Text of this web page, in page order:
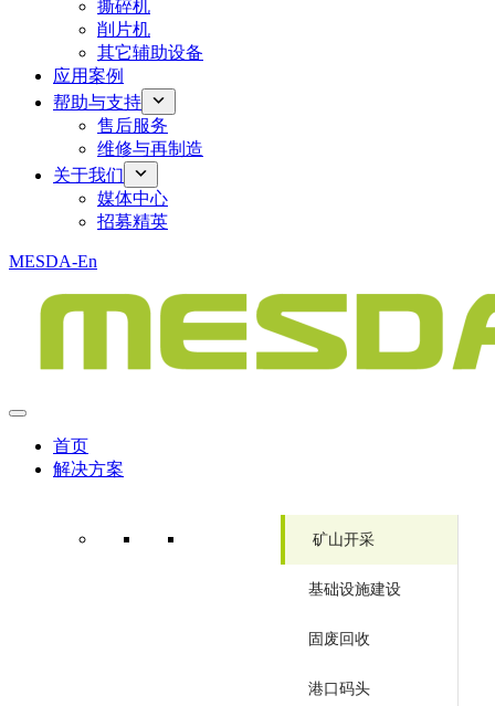
撕碎机
削片机
其它辅助设备
应用案例
帮助与支持
售后服务
维修与再制造
关于我们
媒体中心
招募精英
MESDA-En
首页
解决方案
矿山开采
基础设施建设
固废回收
港口码头